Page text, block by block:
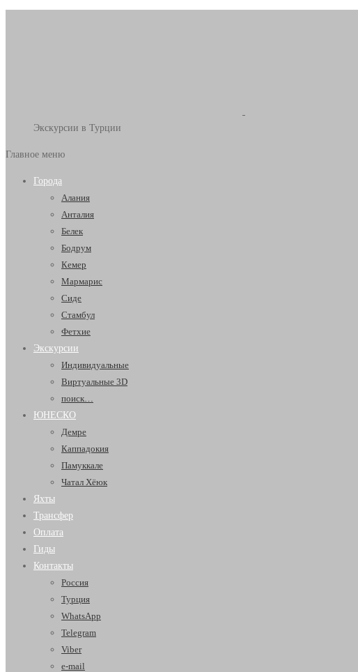
Экскурсии в Турции
Главное меню
Города
Алания
Анталия
Белек
Бодрум
Кемер
Мармарис
Сиде
Стамбул
Фетхие
Экскурсии
Индивидуальные
Виртуальные 3D
поиск…
ЮНЕСКО
Демре
Каппадокия
Памуккале
Чатал Хёюк
Яхты
Трансфер
Оплата
Гиды
Контакты
Россия
Турция
WhatsApp
Telegram
Viber
e-mail